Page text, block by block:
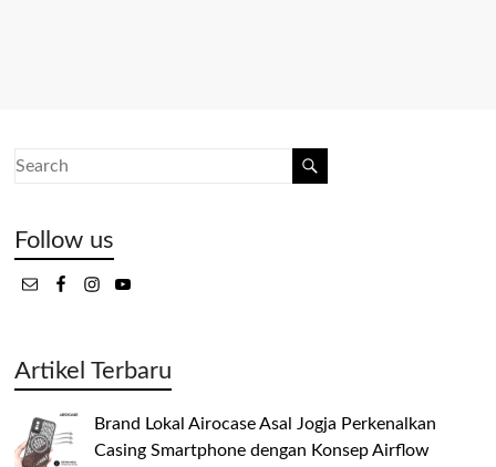
Follow us
Artikel Terbaru
Brand Lokal Airocase Asal Jogja Perkenalkan
Casing Smartphone dengan Konsep Airflow